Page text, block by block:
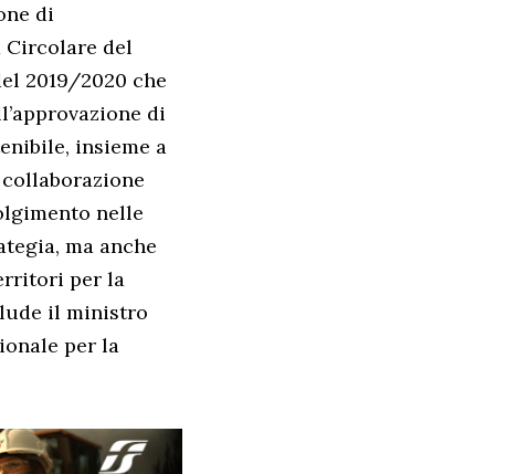
di
Circolare del
2019/2020 che
di
insieme a
nelle
ma anche
per la
il ministro
per la